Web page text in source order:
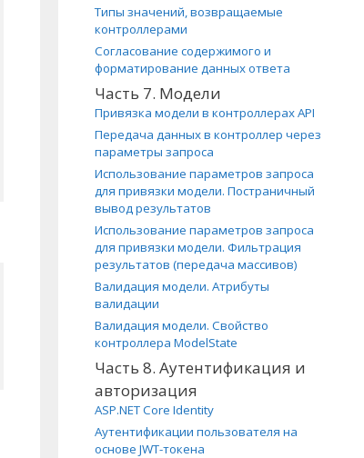
Типы значений, возвращаемые
контроллерами
Согласование содержимого и
форматирование данных ответа
Часть 7. Модели
Привязка модели в контроллерах API
Передача данных в контроллер через
параметры запроса
Использование параметров запроса
для привязки модели. Постраничный
вывод результатов
Использование параметров запроса
для привязки модели. Фильтрация
результатов (передача массивов)
Валидация модели. Атрибуты
валидации
Валидация модели. Свойство
контроллера ModelState
Часть 8. Аутентификация и
авторизация
ASP.NET Core Identity
Аутентификации пользователя на
основе JWT-токена